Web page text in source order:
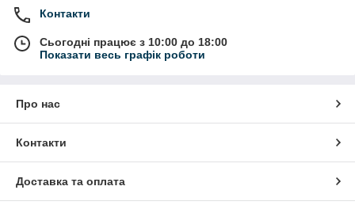
Контакти
Сьогодні працює з 10:00 до 18:00
Показати весь графік роботи
Про нас
Контакти
Доставка та оплата